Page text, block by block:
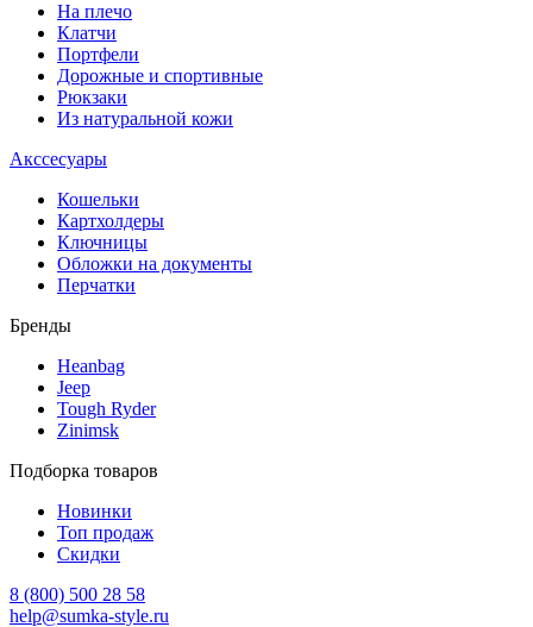
На плечо
Клатчи
Портфели
Дорожные и спортивные
Рюкзаки
Из натуральной кожи
Акссесуары
Кошельки
Картхолдеры
Ключницы
Обложки на документы
Перчатки
Бренды
Heanbag
Jeep
Tough Ryder
Zinimsk
Подборка товаров
Новинки
Топ продаж
Скидки
8 (800) 500 28 58
help@sumka-style.ru